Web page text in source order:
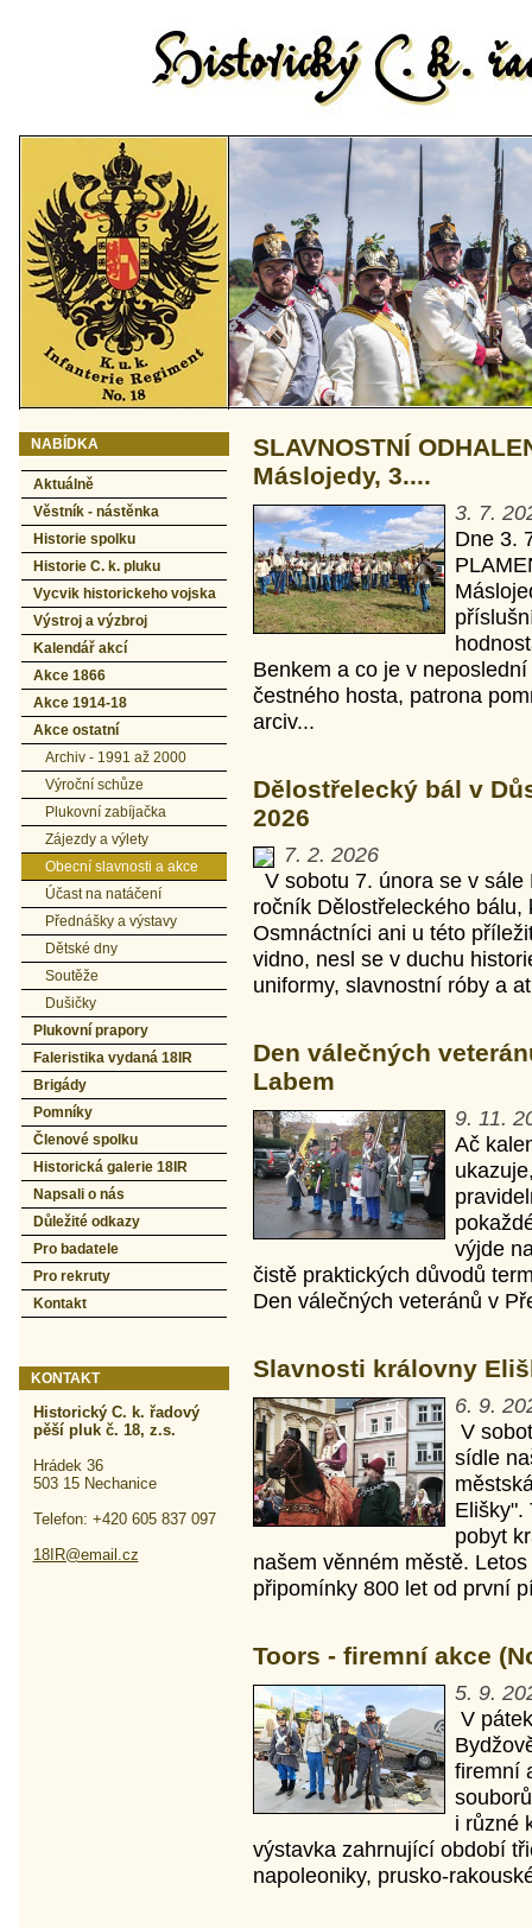
NABÍDKA
Aktuálně
Věstník - nástěnka
Historie spolku
Historie C. k. pluku
Vycvik historickeho vojska
Výstroj a výzbroj
Kalendář akcí
Akce 1866
Akce 1914-18
Akce ostatní
Archiv - 1991 až 2000
Výroční schůze
Plukovní zabíjačka
Zájezdy a výlety
Obecní slavnosti a akce
Účast na natáčení
Přednášky a výstavy
Dětské dny
Soutěže
Dušičky
Plukovní prapory
Faleristika vydaná 18IR
Brigády
Pomníky
Členové spolku
Historická galerie 18IR
Napsali o nás
Důležité odkazy
Pro badatele
Pro rekruty
Kontakt
KONTAKT
Historický C. k. řadový
pěší pluk č. 18, z.s.
Hrádek 36
503 15 Nechanice
Telefon: +420 605 837 097
18IR@email.cz
SLAVNOSTNÍ
Máslojedy, 3....
3. 7.
Dne 3.
Benkem a co je v
čestného hosta, patrona
arciv...
Dělostřelecký bál v
2026
7. 2. 2026
V sobotu 7. února se v
ročník Dělostřeleckého
Osmnáctníci ani u této
vidno, nesl se v duchu
uniformy, slavnostní róby a
Den válečných
Labem
9. 11.
Ač
výjde
čistě praktických důvodů
Den válečných veteránů v
Slavnosti královny
6. 9.
V
sídle
Elišky".
pobyt
našem věnném městě.
připomínky 800 let od první
Toors - firemní akce
5. 9.
V
firemní
i různé
výstavka zahrnující období
napoleoniky, prusko-